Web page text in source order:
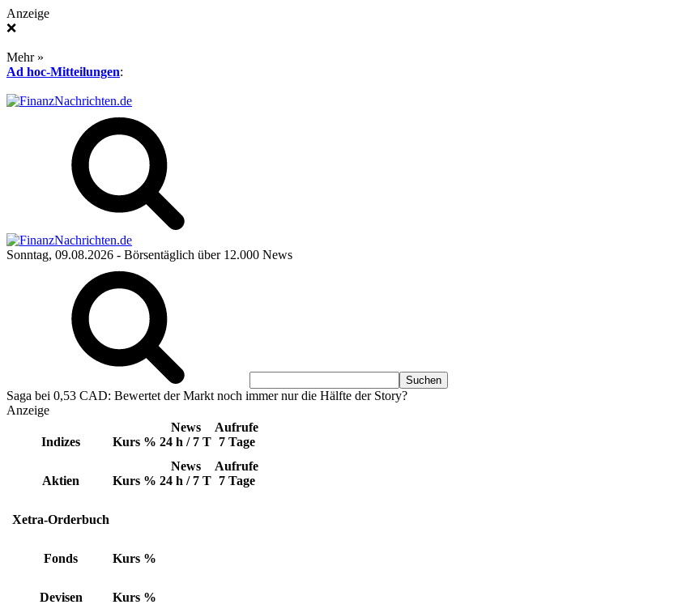
Anzeige
❌
Mehr »
Ad hoc-Mitteilungen:
Sonntag, 09.08.2026 - Börsentäglich über 12.000 News
Saga bei 0,53 CAD: Bewertet der Markt noch immer nur die Hälfte der Story?
Anzeige
Indizes Kurs %
News
24 h / 7 T
Aufrufe
7 Tage
Aktien Kurs %
News
24 h / 7 T
Aufrufe
7 Tage
Xetra-Orderbuch
Fonds Kurs %
Devisen Kurs %